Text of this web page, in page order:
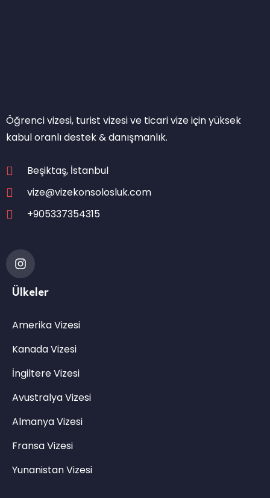
Öğrenci vizesi, turist vizesi ve ticari vize için yüksek
kabul oranlı destek & danışmanlık.
Beşiktaş, İstanbul
vize@vizekonsolosluk.com
+905337354315
Ülkeler
Amerika Vizesi
Kanada Vizesi
İngiltere Vizesi
Avustralya Vizesi
Almanya Vizesi
Fransa Vizesi
Yunanistan Vizesi